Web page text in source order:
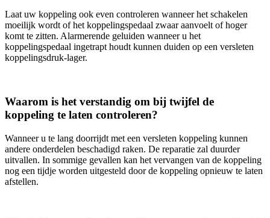
Laat uw koppeling ook even controleren wanneer het schakelen
moeilijk wordt of het koppelingspedaal zwaar aanvoelt of hoger
komt te zitten. Alarmerende geluiden wanneer u het
koppelingspedaal ingetrapt houdt kunnen duiden op een versleten
koppelingsdruk-lager.
Waarom is het verstandig om bij twijfel de
koppeling te laten controleren?
Wanneer u te lang doorrijdt met een versleten koppeling kunnen
andere onderdelen beschadigd raken. De reparatie zal duurder
uitvallen. In sommige gevallen kan het vervangen van de koppeling
nog een tijdje worden uitgesteld door de koppeling opnieuw te laten
afstellen.